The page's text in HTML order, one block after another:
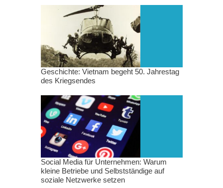
Geschichte: Vietnam begeht 50. Jahrestag
des Kriegsendes
Social Media für Unternehmen: Warum
kleine Betriebe und Selbstständige auf
soziale Netzwerke setzen